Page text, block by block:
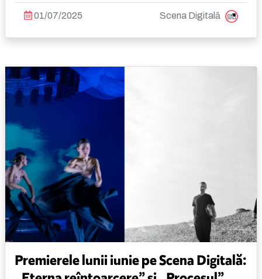
01/07/2025 Scena Digitală
Premierele lunii iunie pe Scena Digitală: